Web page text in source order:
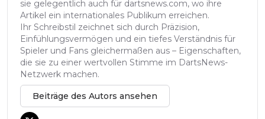
sie gelegentlich auch für dartsnews.com, wo ihre
Artikel ein internationales Publikum erreichen.
Ihr Schreibstil zeichnet sich durch Präzision,
Einfühlungsvermögen und ein tiefes Verständnis für
Spieler und Fans gleichermaßen aus – Eigenschaften,
die sie zu einer wertvollen Stimme im DartsNews-
Netzwerk machen.
Beiträge des Autors ansehen